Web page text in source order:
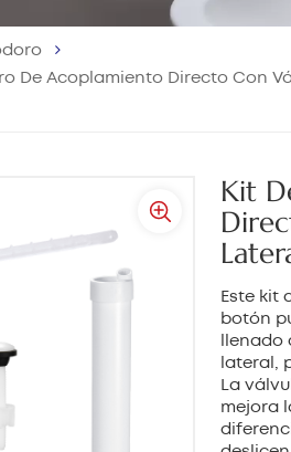
De Acoplamiento Directo Con
Kit
Este kit
botón
lateral,
La
mejora